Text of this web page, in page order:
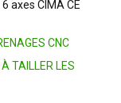
axes CIMA CE
CNC
TAILLER LES